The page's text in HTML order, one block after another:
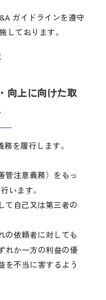
ガイドラインを遵守
しております。
向上に向けた取
を履行します。
管注意義務）をもっ
います。
て自己又は第三者の
の依頼者に対しても
れか一方の利益の優
を不当に害するよう